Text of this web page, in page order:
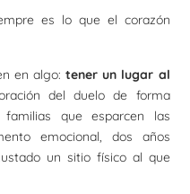
es lo que el corazón
en algo:tener un lugar al
del duelo de forma
que esparcen las
emocional, dos años
un sitio físico al que